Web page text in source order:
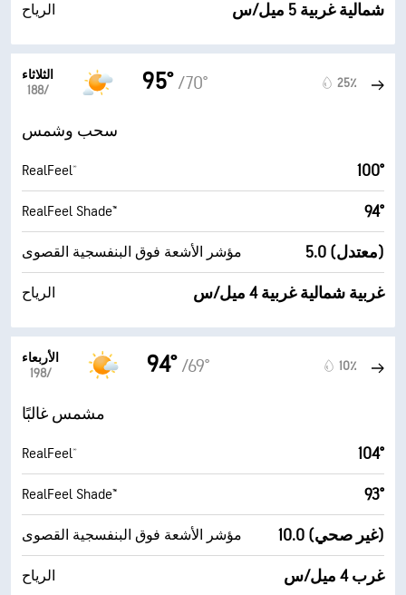
الرياح شمالية غربية 5 ميل/س
الثلاثاء
18‏/‏8
95° /70° 25٪
سحب وشمس
RealFeel® 100°
RealFeel Shade™ 94°
مؤشر الأشعة فوق البنفسجية القصوى 5.0 (معتدل)
الرياح غربية شمالية غربية 4 ميل/س
الأربعاء
19‏/‏8
94° /69° 10٪
مشمس غالبًا
RealFeel® 104°
RealFeel Shade™ 93°
مؤشر الأشعة فوق البنفسجية القصوى 10.0 (غير صحي)
الرياح غرب 4 ميل/س